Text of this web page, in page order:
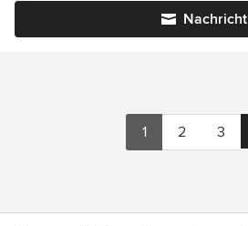
Nachricht
1 2 3